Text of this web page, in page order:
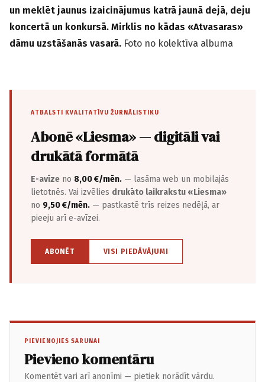
un meklēt jaunus izaicinājumus katrā jaunā dejā, deju
koncertā un konkursā. Mirklis no kādas «Atvasaras»
dāmu uzstāšanās vasarā. Foto no kolektīva albuma
ATBALSTI KVALITATĪVU ŽURNĀLISTIKU
Abonē «Liesma» — digitāli vai
drukātā formātā
E-avīze no 8,00 €/mēn. — lasāma web un mobilajās
lietotnēs. Vai izvēlies drukāto laikrakstu «Liesma»
no 9,50 €/mēn. — pastkastē trīs reizes nedēļā, ar
pieeju arī e-avīzei.
ABONĒT VISI PIEDĀVĀJUMI
PIEVIENOJIES SARUNAI
Pievieno komentāru
Komentēt vari arī anonīmi — pietiek norādīt vārdu.